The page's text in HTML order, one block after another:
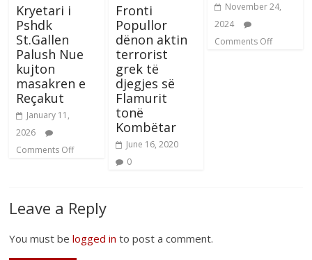
Kryetari i
Pshdk
St.Gallen
Palush Nue
kujton
masakren e
Reçakut
January 11,
2026
Comments Off
Fronti
Popullor
dënon aktin
terrorist
grek të
djegjes së
Flamurit
tonë
Kombëtar
June 16, 2020
0
November 24,
2024
Comments Off
Leave a Reply
You must belogged in to post a comment.